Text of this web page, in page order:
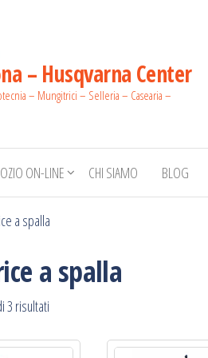
– Husqvarna Center
– Mungitrici – Selleria – Casearia –
ON-LINE CHI SIAMO BLOG
a spalla
a spalla
3 risultati
più